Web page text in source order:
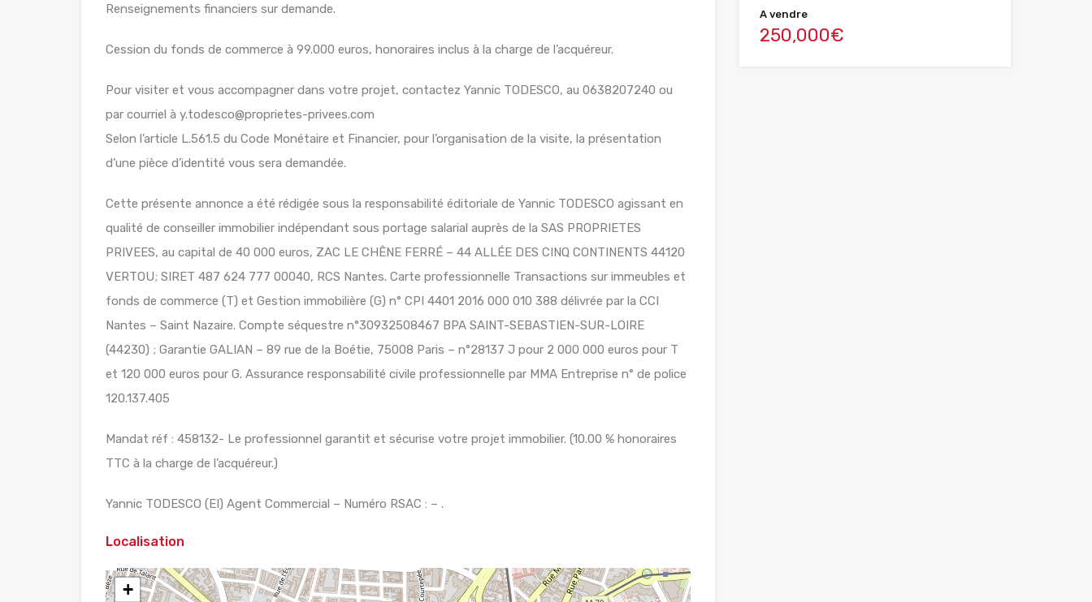
Renseignements financiers sur demande.
Cession du fonds de commerce à 99.000 euros, honoraires inclus à la charge de l’acquéreur.
Pour visiter et vous accompagner dans votre projet, contactez Yannic TODESCO, au 0638207240 ou
par courriel à y.todesco@proprietes-privees.com
Selon l’article L.561.5 du Code Monétaire et Financier, pour l’organisation de la visite, la présentation
d’une pièce d’identité vous sera demandée.
Cette présente annonce a été rédigée sous la responsabilité éditoriale de Yannic TODESCO agissant en
qualité de conseiller immobilier indépendant sous portage salarial auprès de la SAS PROPRIETES
PRIVEES, au capital de 40 000 euros, ZAC LE CHÊNE FERRÉ – 44 ALLÉE DES CINQ CONTINENTS 44120
VERTOU; SIRET 487 624 777 00040, RCS Nantes. Carte professionnelle Transactions sur immeubles et
fonds de commerce (T) et Gestion immobilière (G) n° CPI 4401 2016 000 010 388 délivrée par la CCI
Nantes – Saint Nazaire. Compte séquestre n°30932508467 BPA SAINT-SEBASTIEN-SUR-LOIRE
(44230) ; Garantie GALIAN – 89 rue de la Boétie, 75008 Paris – n°28137 J pour 2 000 000 euros pour T
et 120 000 euros pour G. Assurance responsabilité civile professionnelle par MMA Entreprise n° de police
120.137.405
Mandat réf : 458132- Le professionnel garantit et sécurise votre projet immobilier. (10.00 % honoraires
TTC à la charge de l’acquéreur.)
Yannic TODESCO (EI) Agent Commercial – Numéro RSAC : – .
Localisation
+
A vendre
250,000€